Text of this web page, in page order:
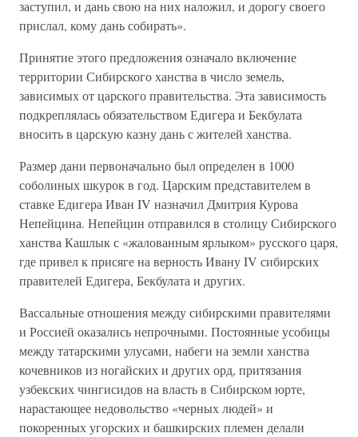
заступил, и дань свою на них наложил, и дорогу своего
прислал, кому дань собирать».
Принятие этого предложения означало включение
территории Сибирского ханства в число земель,
зависимых от царского правительства. Эта зависимость
подкреплялась обязательством Едигера и Бекбулата
вносить в царскую казну дань с жителей ханства.
Размер дани первоначально был определен в 1000
соболиных шкурок в год. Царским представителем в
ставке Едигера Иван IV назначил Дмитрия Курова
Непейцина. Непейцин отправился в столицу Сибирского
ханства Кашлык с «жалованным ярлыком» русского царя,
где привел к присяге на верность Ивану IV сибирских
правителей Едигера, Бекбулата и других.
Вассальные отношения между сибирскими правителями
и Россией оказались непрочными. Постоянные усобицы
между татарскими улусами, набеги на земли ханства
кочевников из ногайских и других орд, притязания
узбекских чингисидов на власть в Сибирском юрте,
нарастающее недовольство «черных людей» и
покоренных угорских и башкирских племен делали